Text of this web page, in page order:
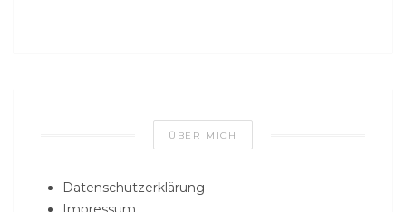
ÜBER MICH
Datenschutzerklärung